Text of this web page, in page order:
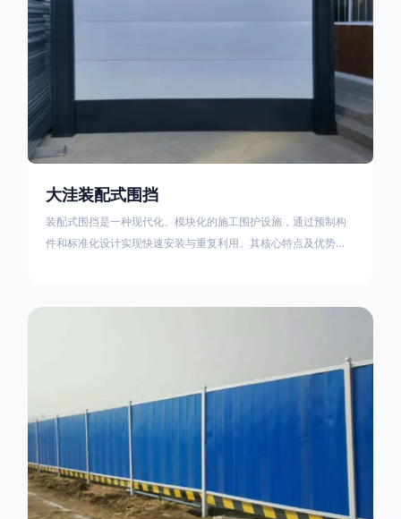
大洼装配式围挡
装配式围挡是一种现代化、模块化的施工围护设施，通过预制构
件和标准化设计实现快速安装与重复利用。其核心特点及优势如
撑、横撑加强筋等部件增强整体稳定性立柱规格：通常为